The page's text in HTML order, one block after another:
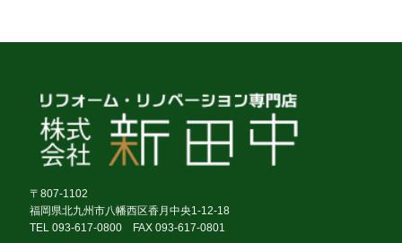
〒807-1102
福岡県北九州市八幡西区香月中央1-12-18
TEL 093-617-0800 FAX 093-617-0801